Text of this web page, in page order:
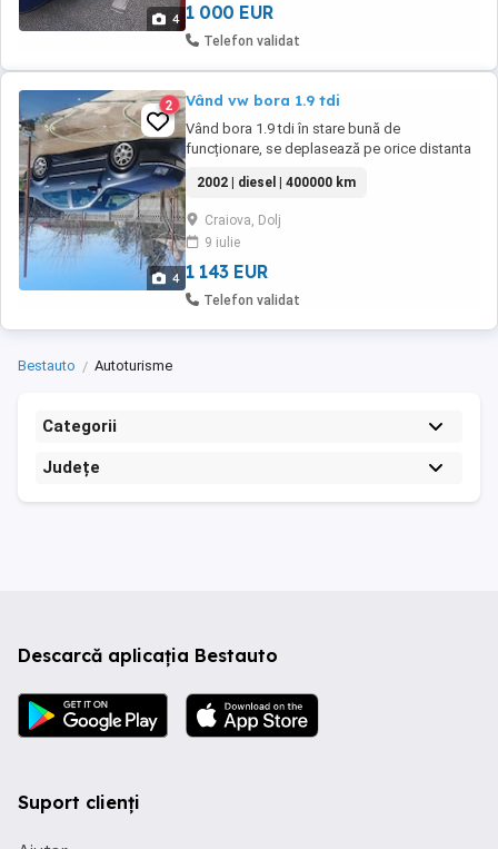
4 1 000 EUR
Telefon validat
4
2 Vând vw bora 1.9 tdi
Vând bora 1.9 tdi în stare bună de
funcționare, se deplasează pe orice distanta
vedea în Craiova sau Corabia Olt
2002 | diesel | 400000 km
Craiova, Dolj
9 iulie
1 143 EUR
Telefon validat
Bestauto Autoturisme
Categorii
Județe
Descarcă aplicația Bestauto
Suport clienți